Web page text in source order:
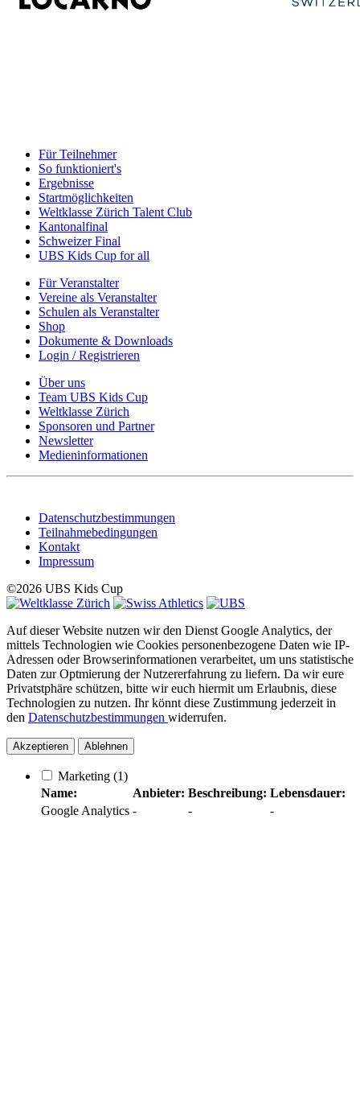
Für Teilnehmer
So funktioniert's
Ergebnisse
Startmöglichkeiten
Weltklasse Zürich Talent Club
Kantonalfinal
Schweizer Final
UBS Kids Cup for all
Für Veranstalter
Vereine als Veranstalter
Schulen als Veranstalter
Shop
Dokumente & Downloads
Login / Registrieren
Über uns
Team UBS Kids Cup
Weltklasse Zürich
Sponsoren und Partner
Newsletter
Medieninformationen
Datenschutzbestimmungen
Teilnahmebedingungen
Kontakt
Impressum
©2026 UBS Kids Cup
Auf dieser Website nutzen wir den Dienst Google Analytics, der
mittels Technologien wie Cookies personenbezogene Daten wie IP-
Adressen oder Browserinformationen verarbeitet, um uns statistische
Daten zur Optmierung der Nutzererfahrung zu liefern. Da wir eure
Privatstphäre schützen, bitte wir euch hiermit um Erlaubnis, diese
Technologien zu nutzen. Ihr könnt diese Zustimmung jederzeit in
den Datenschutzbestimmungen widerrufen.
Akzeptieren Ablehnen
Marketing (1)
Name:
Anbieter: Beschreibung: Lebensdauer:
Google Analytics - - -